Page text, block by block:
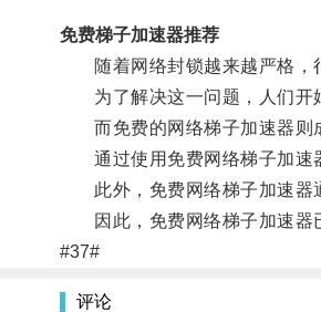
免费梯子加速器推荐
随着网络封锁越来越严格，
为了解决这一问题，人们开始
而免费的网络梯子加速器则成
通过使用免费网络梯子加速器
此外，免费网络梯子加速器通
因此，免费网络梯子加速器
#37#
评论